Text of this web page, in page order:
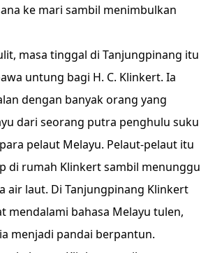
ke mari sambil menimbulkan
masa tinggal di Tanjungpinang itu
untung bagi H. C. Klinkert. Ia
dengan banyak orang yang
dari seorang putra penghulu suku
pelaut Melayu. Pelaut-pelaut itu
di rumah Klinkert sambil menunggu
air laut. Di Tanjungpinang Klinkert
mendalami bahasa Melayu tulen,
menjadi pandai berpantun.